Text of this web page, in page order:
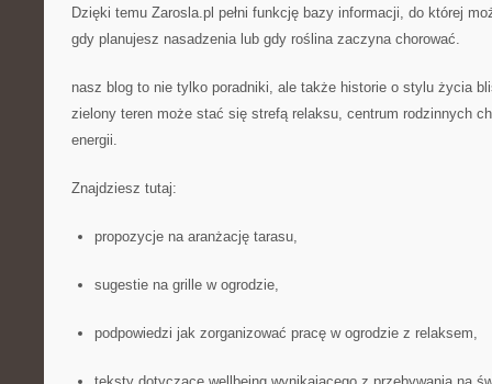
Dzięki temu Zarosla.pl pełni funkcję bazy informacji, do której
gdy planujesz nasadzenia lub gdy roślina zaczyna chorować.
nasz blog to nie tylko poradniki, ale także historie o stylu życia
zielony teren może stać się strefą relaksu, centrum rodzinnych
energii.
Znajdziesz tutaj:
propozycje na aranżację tarasu,
sugestie na grille w ogrodzie,
podpowiedzi jak zorganizować pracę w ogrodzie z relaksem,